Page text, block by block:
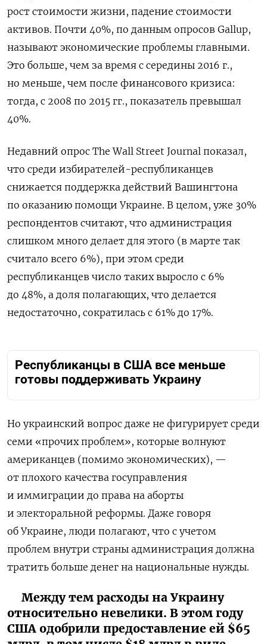
рост стоимости жизни, падение стоимости
активов. Почти 40%, по данным опросов Gallup,
называют экономические проблемы главными.
Это больше, чем за время с середины 2016 г.,
но меньше, чем после финансового кризиса:
тогда, с 2008 по 2015 гг., показатель превышал
40%.
Недавний опрос The Wall Street Journal показал,
что среди избирателей-республиканцев
снижается поддержка действий Вашингтона
по оказанию помощи Украине. В целом, уже 30%
респондентов считают, что администрация
слишком много делает для этого (в марте так
считало всего 6%), при этом среди
республиканцев число таких выросло с 6%
до 48%, а доля полагающих, что делается
недостаточно, сократилась с 61% до 17%.
Республиканцы в США все меньше
готовы поддерживать Украину
Но украинский вопрос даже не фигурирует среди
семи «прочих проблем», которые волнуют
американцев (помимо экономических), —
от плохого качества госуправления
и иммиграции до права на аборты
и электоральной реформы. Даже говоря
об Украине, люди полагают, что с учетом
проблем внутри страны администрация должна
тратить больше денег на национальные нужды.
Между тем расходы на Украину
относительно невелики. В этом году
США одобрили предоставление ей $65